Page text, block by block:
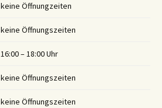
keine Öffnungzeiten
keine Öffnungszeiten
16:00 – 18:00 Uhr
keine Öffnungszeiten
keine Öffnungszeiten